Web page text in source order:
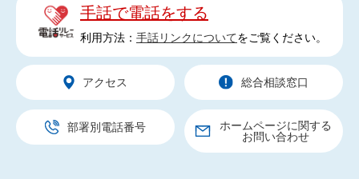
手話で電話をする
利用方法： 手話リンクについてをご覧ください。
アクセス 総合相談窓口
部署別電話番号
ホームページに関する
お問い合わせ